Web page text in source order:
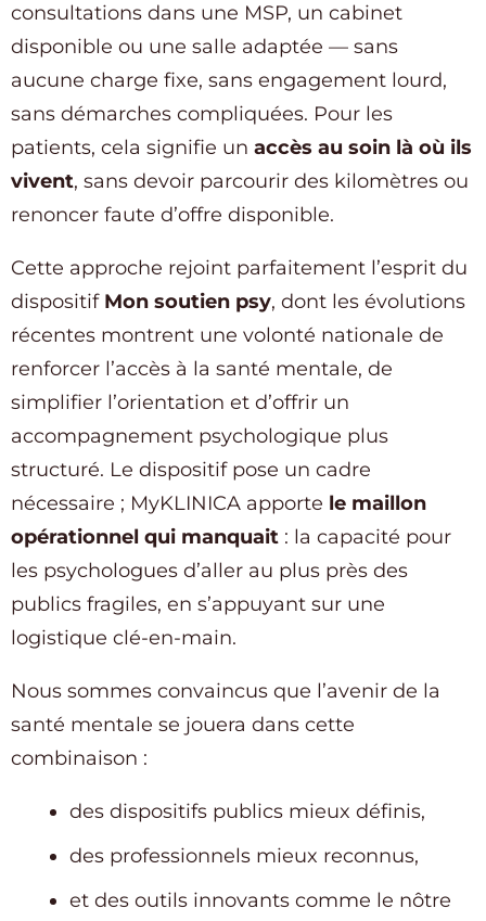
consultations dans une MSP, un cabinet
disponible ou une salle adaptée — sans
aucune charge fixe, sans engagement lourd,
sans démarches compliquées. Pour les
patients, cela signifie un accès au soin là où ils
vivent, sans devoir parcourir des kilomètres ou
renoncer faute d’offre disponible.
Cette approche rejoint parfaitement l’esprit du
dispositif Mon soutien psy, dont les évolutions
récentes montrent une volonté nationale de
renforcer l’accès à la santé mentale, de
simplifier l’orientation et d’offrir un
accompagnement psychologique plus
structuré. Le dispositif pose un cadre
nécessaire ; MyKLINICA apporte le maillon
opérationnel qui manquait : la capacité pour
les psychologues d’aller au plus près des
publics fragiles, en s’appuyant sur une
logistique clé-en-main.
Nous sommes convaincus que l’avenir de la
santé mentale se jouera dans cette
combinaison :
des dispositifs publics mieux définis,
des professionnels mieux reconnus,
et des outils innovants comme le nôtre